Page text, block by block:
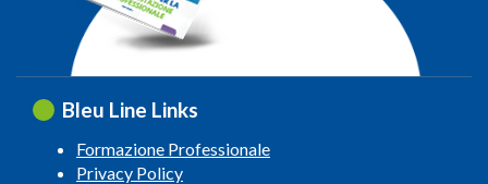
Bleu Line Links
Formazione Professionale
Privacy Policy